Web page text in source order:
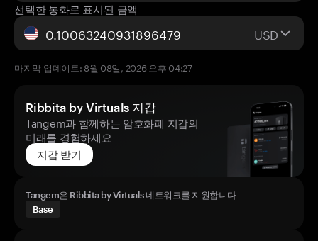
선택한 통화로 표시된 금액
USD
마지막 업데이트: 8월 08일, 2026 오후 04:27
Ribbita by Virtuals 지갑
Tangem과 함께하는 암호화폐 지갑의
미래를 경험하세요
지갑 받기
Tangem은 Ribbita by Virtuals 네트워크를 지원합니다
Base